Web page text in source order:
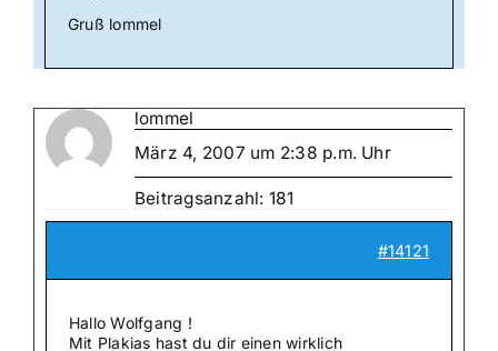
Gruß lommel
lommel
März 4, 2007 um 2:38 p.m. Uhr
Beitragsanzahl: 181
#14121
Hallo Wolfgang !
Mit Plakias hast du dir einen wirklich